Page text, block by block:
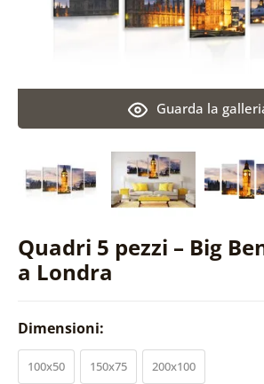
Quadri 5 pezzi – Big
a Londra
Guarda la
Dimensioni:
100x50 150x75 200x100